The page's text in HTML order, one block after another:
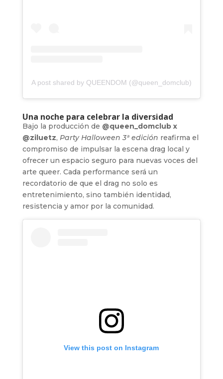
A post shared by QUEENDOM (@queen_domclub)
Una noche para celebrar la diversidad
Bajo la producción de @queen_domclub x
@ziluetz, Party Halloween 3ª edición reafirma el
compromiso de impulsar la escena drag local y
ofrecer un espacio seguro para nuevas voces del
arte queer. Cada performance será un
recordatorio de que el drag no solo es
entretenimiento, sino también identidad,
resistencia y amor por la comunidad.
View this post on Instagram